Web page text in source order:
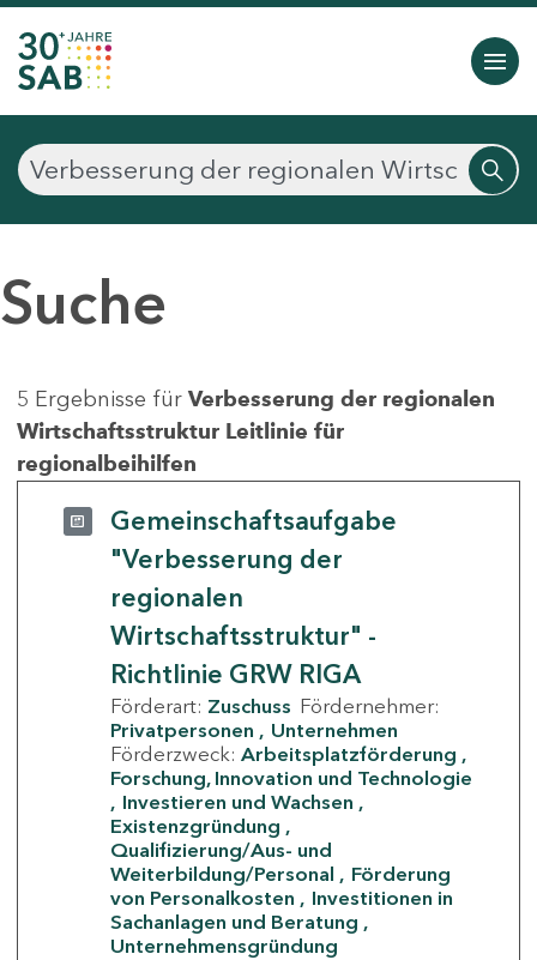
Suche
5 Ergebnisse für Verbesserung der regionalen
Wirtschaftsstruktur Leitlinie für
regionalbeihilfen
Gemeinschaftsaufgabe
"Verbesserung der
regionalen
Wirtschaftsstruktur" -
Richtlinie GRW RIGA
Förderart: Zuschuss Fördernehmer:
Privatpersonen
Unternehmen
Förderzweck: Arbeitsplatzförderung
Forschung, Innovation und Technologie
Investieren und Wachsen
Existenzgründung
Qualifizierung/Aus- und
Weiterbildung/Personal
Förderung
von Personalkosten
Investitionen in
Sachanlagen und Beratung
Unternehmensgründung